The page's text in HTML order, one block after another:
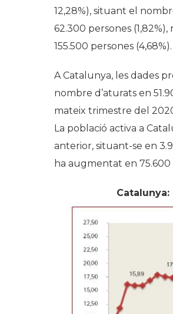
12,28%), situant el
62.300 persones
155.500 persones (4,68%).
A Catalunya, les dades
nombre d’aturats en
mateix trimestre del
La població activa a
anterior, situant-se en
ha augmentat en 75.600
Catalunya: